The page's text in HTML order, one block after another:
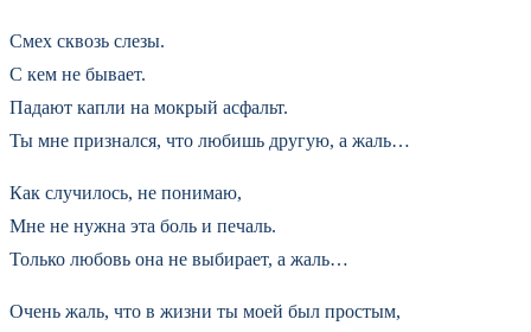
Смех сквозь слезы.
С кем не бывает.
Падают капли на мокрый асфальт.
Ты мне признался, что любишь другую, а жаль…
Как случилось, не понимаю,
Мне не нужна эта боль и печаль.
Только любовь она не выбирает, а жаль…
Очень жаль, что в жизни ты моей был простым,